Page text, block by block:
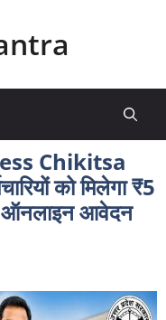
Chikitsa
को मिलेगा ₹5
आवेदन